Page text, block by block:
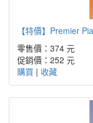
【特價】Premier
零售價：374 元
促銷價： 252 元
購買 | 收藏